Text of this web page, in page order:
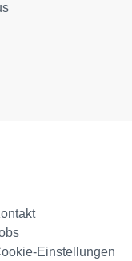
Einstellungen